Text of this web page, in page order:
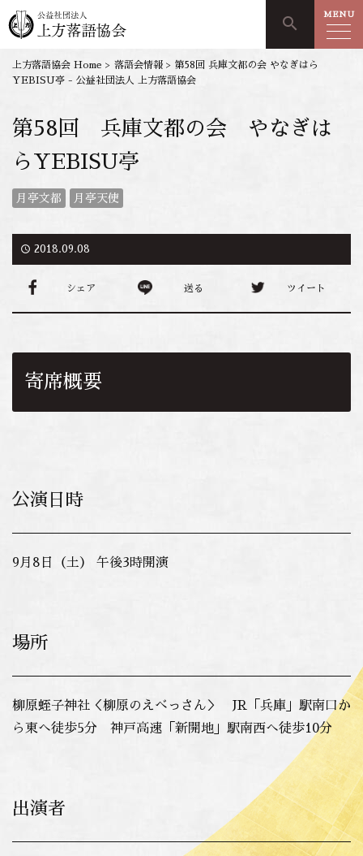
search MENU
上方落語協会 Home > 落語会情報 > 第58回 兵庫文都の会 やなぎはら
YEBISU亭 - 公益社団法人 上方落語協会
第58回 兵庫文都の会 やなぎは
らYEBISU亭
月亭文都 月亭天使
access_time 2018.09.08
シェア 送る ツイート
寄席概要
公演日時
9月8日（土） 午後3時開演
場所
柳原蛭子神社＜柳原のえべっさん＞ JR「兵庫」駅南口か
ら東へ徒歩5分 神戸高速「新開地」駅南西へ徒歩10分
出演者